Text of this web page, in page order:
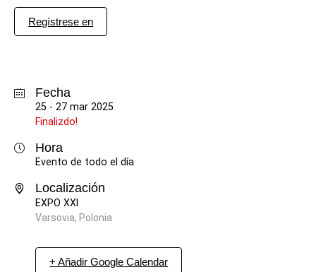
Regístrese en
Fecha
25 - 27 mar 2025
Finalizdo!
Hora
Evento de todo el día
Localización
EXPO XXI
Varsovia, Polonia
+ Añadir Google Calendar